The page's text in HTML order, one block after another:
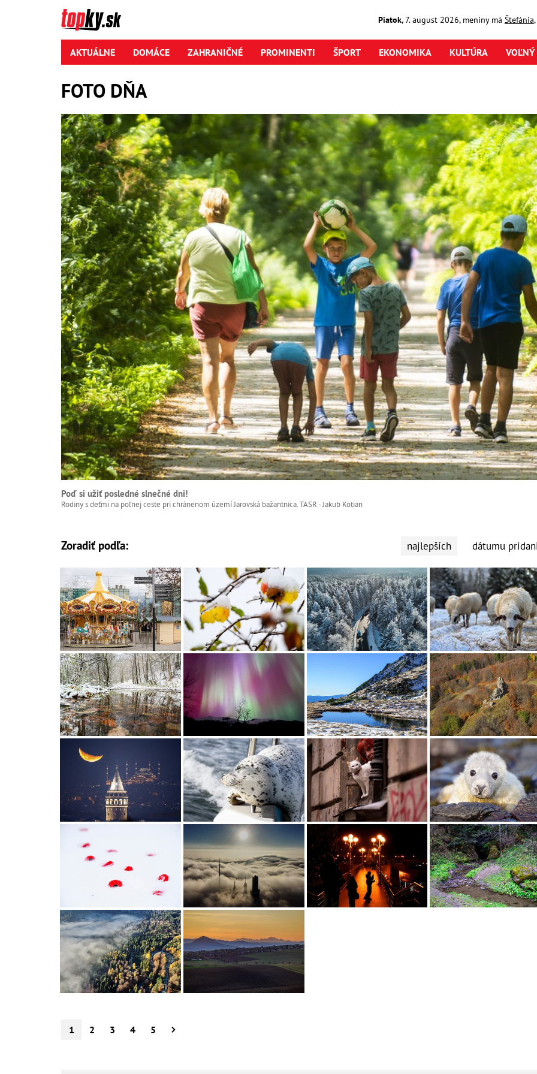
Piatok,7. august2026, meniny má Štefánia
AKTUÁLNE DOMÁCE ZAHRANIČNÉ PROMINENTI ŠPORT EKONOMIKA KULTÚRA VOĽNÝ
FOTO DŇA
Poď si užiť posledné slnečné dni!
Rodiny s deťmi na poľnej ceste pri chránenom území Jarovská bažantnica. TASR - Jakub Kotian
Zoradiť podľa: najlepších dátumu
1 2 3 4 5